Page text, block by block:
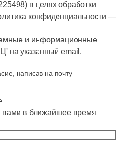
в целях обработки
конфиденциальности —
и информационные
на указанный email.
написав на почту
вами в ближайшее время